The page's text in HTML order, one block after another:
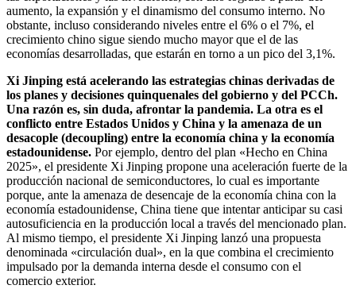
aumento, la expansión y el dinamismo del consumo interno. No
obstante, incluso considerando niveles entre el 6% o el 7%, el
crecimiento chino sigue siendo mucho mayor que el de las
economías desarrolladas, que estarán en torno a un pico del 3,1%.
Xi Jinping está acelerando las estrategias chinas derivadas de
los planes y decisiones quinquenales del gobierno y del PCCh.
Una razón es, sin duda, afrontar la pandemia. La otra es el
conflicto entre Estados Unidos y China y la amenaza de un
desacople (decoupling) entre la economía china y la economía
estadounidense. Por ejemplo, dentro del plan «Hecho en China
2025», el presidente Xi Jinping propone una aceleración fuerte de la
producción nacional de semiconductores, lo cual es importante
porque, ante la amenaza de desencaje de la economía china con la
economía estadounidense, China tiene que intentar anticipar su casi
autosuficiencia en la producción local a través del mencionado plan.
Al mismo tiempo, el presidente Xi Jinping lanzó una propuesta
denominada «circulación dual», en la que combina el crecimiento
impulsado por la demanda interna desde el consumo con el
comercio exterior.